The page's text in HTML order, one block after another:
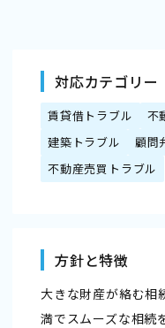
対応カテゴリー
賃貸借トラブル 不
建築トラブル
顧問
不動産売買トラブル
方針と特徴
大きな財産が絡む相
満でスムーズな相続